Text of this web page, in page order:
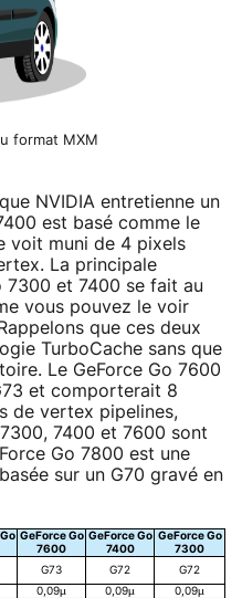
format MXM
NVIDIA entretienne un
est basé comme le
voit muni de 4 pixels
La principale
7300 et 7400 se fait au
vous pouvez le voir
que ces deux
TurboCache sans que
Le GeForce Go 7600
et comporterait 8
de vertex pipelines,
7400 et 7600 sont
Go 7800 est une
sur un G70 gravé en
GeForce Go
7600
GeForce Go
7400
GeForce Go
7300
G73 G72
G72
0,09µ 0,09µ
0,09µ